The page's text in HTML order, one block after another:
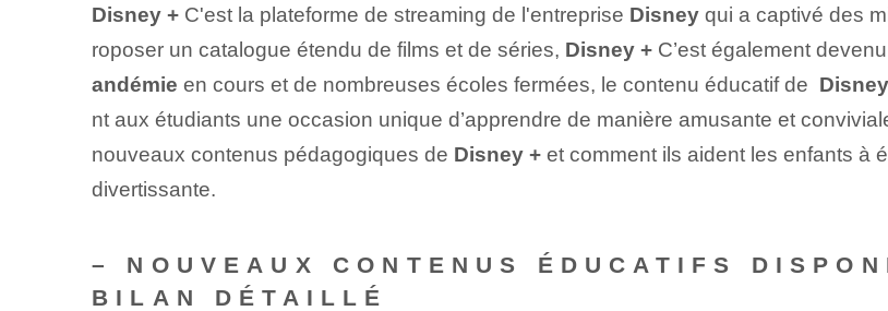
Disney +C'est la plateforme de streaming de l'entreprise Disneyqui a captivé des
roposer un catalogue étendu de films et de séries, Disney +C’est également
andémie en cours​ et de nombreuses écoles fermées, le contenu éducatif de ​
nt aux étudiants une occasion unique d’apprendre de manière amusante et
nouveaux contenus pédagogiques de Disney +et comment ils aident les enfants à
divertissante.
– NOUVEAUX CONTENUS ÉDUCATIFS
BILAN DÉTAILLÉ